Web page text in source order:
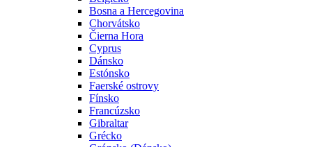
Bosna a Hercegovina
Chorvátsko
Čierna Hora
Cyprus
Dánsko
Estónsko
Faerské ostrovy
Fínsko
Francúzsko
Gibraltar
Grécko